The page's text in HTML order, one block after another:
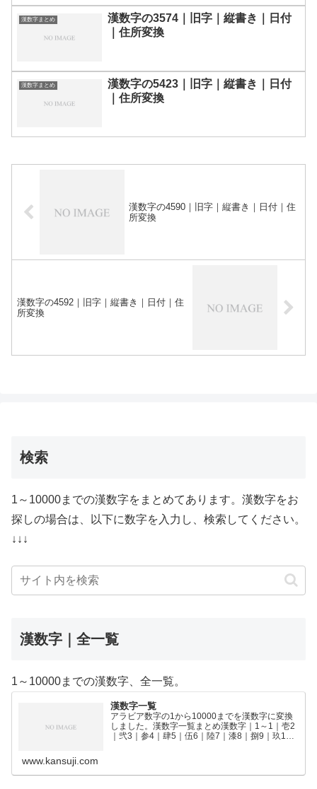
漢数字まとめ
漢数字の3574｜旧字｜縦書き｜日付
｜住所変換
漢数字まとめ
漢数字の5423｜旧字｜縦書き｜日付
｜住所変換
漢数字の4590｜旧字｜縦書き｜日付｜住
所変換
漢数字の4592｜旧字｜縦書き｜日付｜住
所変換
検索
1～10000までの漢数字をまとめてあります。漢数字をお
探しの場合は、以下に数字を入力し、検索してください。
↓↓↓
漢数字｜全一覧
1～10000までの漢数字、全一覧。
漢数字一覧
アラビア数字の1から10000までを漢数字に変換
しました。漢数字一覧まとめ漢数字｜1～1｜壱2
｜弐3｜参4｜肆5｜伍6｜陸7｜漆8｜捌9｜玖10
www.kansuji.com